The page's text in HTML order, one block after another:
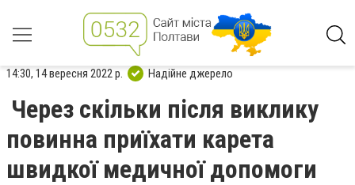
14:30, 14 вересня 2022 р. Надійне джерело
Через скільки після виклику
повинна приїхати карета
швидкої медичної допомоги